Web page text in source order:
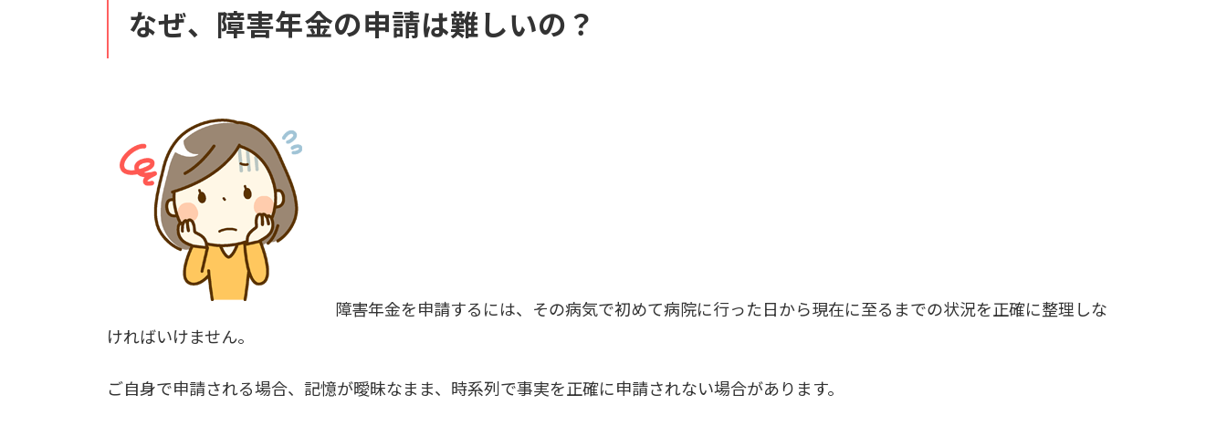
なぜ、障害年金の申請は難しいの？
障害年金を申請するには、その病気で初めて病院に行った日から現在に至るまでの状況を正確に整理しな
ければいけません。
ご自身で申請される場合、記憶が曖昧なまま、時系列で事実を正確に申請されない場合があります。